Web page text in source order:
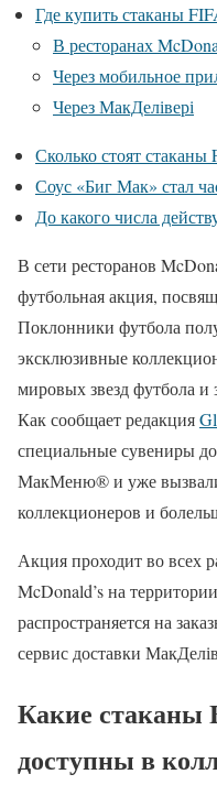
Где купить стаканы
В ресторанах
Через мобильное
Через МакДелівері
Сколько стоят
Соус «Биг Мак» стал
До какого числа
В сети ресторанов
футбольная акция,
Поклонники футбола
эксклюзивные
мировых звезд футбола и
Как сообщает редакция
специальные сувениры
МакМеню® и уже
коллекционеров и
Акция проходит во всех
McDonald’s на
распространяется на
сервис доставки
Какие
доступны в